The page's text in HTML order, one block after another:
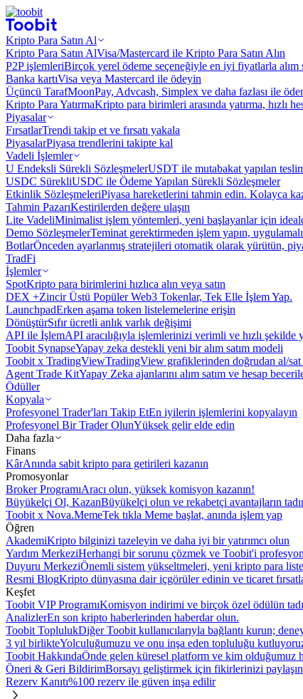
Kripto Para Satın Al
Kripto Para Satın AlVisa/Mastercard ile Kripto Para Satın Alın
P2P işlemleriBirçok yerel ödeme seçeneğiyle en iyi fiyatlarla alım
Banka kartıVisa veya Mastercard ile ödeyin
Üçüncü TarafMoonPay, Advcash, Simplex ve daha fazlası ile
Kripto Para YatırmaKripto para birimleri arasında yatırma, hızlı
Piyasalar
FırsatlarTrendi takip et ve fırsatı yakala
PiyasalarPiyasa trendlerini takipte kal
Vadeli İşlemler
U Endeksli Sürekli SözleşmelerUSDT ile mutabakat yapılan
USDC SürekliUSDC ile Ödeme Yapılan Sürekli Sözleşmeler
Etkinlik SözleşmeleriPiyasa hareketlerini tahmin edin. Kolayca
Tahmin PazarıKestirilerden değere ulaşın
Lite VadeliMinimalist işlem yöntemleri, yeni başlayanlar için
Demo SözleşmelerTeminat gerektirmeden işlem yapın,
BotlarÖnceden ayarlanmış stratejileri otomatik olarak yürütün,
TradFi
İşlemler
SpotKripto para birimlerini hızlıca alın veya satın
DEX +Zincir Üstü Popüler Web3 Tokenlar, Tek Elle İşlem Yap.
LaunchpadErken aşama token listelemelerine erişin
DönüştürSıfır ücretli anlık varlık değişimi
API ile İşlemAPI aracılığıyla işlemlerinizi verimli ve hızlı şekilde
Toobit SynapseYapay zeka destekli yeni bir alım satım modeli
Toobit x TradingViewTradingView grafiklerinden doğrudan al/sat
Agent Trade KitYapay Zeka ajanlarını alım satım ve hesap
Ödüller
Kopyala
Profesyonel Trader'ları Takip EtEn iyilerin işlemlerini kopyalayın
Profesyonel Bir Trader OlunYüksek gelir elde edin
Daha fazla
Finans
KârAnında sabit kripto para getirileri kazanın
Promosyonlar
Broker ProgramıAracı olun, yüksek komisyon kazanın!
Büyükelçi Ol, KazanBüyükelçi olun ve rekabetçi avantajların
Toobit x Nova.MemeTek tıkla Meme başlat, anında işlem yap
Öğren
AkademiKripto bilginizi tazeleyin ve daha iyi bir yatırımcı olun
Yardım MerkeziHerhangi bir sorunu çözmek ve Toobit'i
Duyuru MerkeziÖnemli sistem yükseltmeleri, yeni kripto para
Resmi BlogKripto dünyasına dair içgörüler edinin ve ticaret
Keşfet
Toobit VIP ProgramıKomisyon indirimi ve birçok özel ödülün
AnalizlerEn son kripto haberlerinden haberdar olun.
Toobit ToplulukDiğer Toobit kullanıcılarıyla bağlantı kurun;
3 yıl birlikteYolculuğumuzu ve onu inşa eden topluluğu
Toobit HakkındaÖnde gelen küresel platform ve kim olduğumuz
Öneri & Geri BildirimBorsayı geliştirmek için fikirlerinizi paylaşın
Rezerv Kanıtı%100 rezerv ile güven inşa edilir